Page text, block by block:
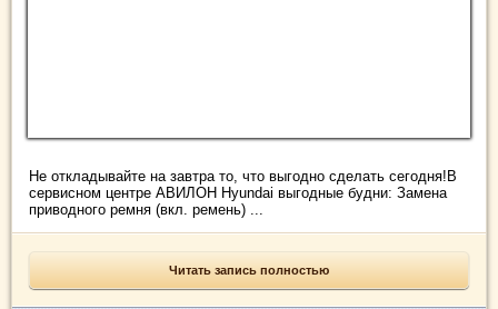
Не откладывайте на завтра то, что выгодно сделать сегодня!В
сервисном центре АВИЛОН Hyundai выгодные будни: Замена
приводного ремня (вкл. ремень) ...
Читать запись полностью